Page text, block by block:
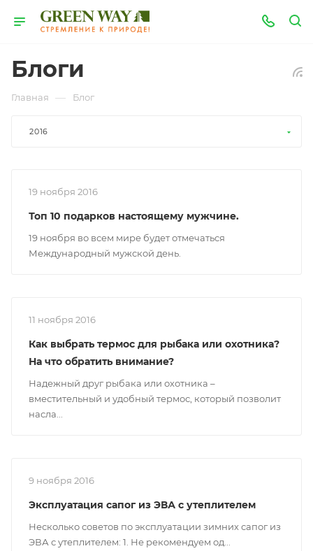
Блоги
Главная — Блог
2016
19 ноября 2016
Топ 10 подарков настоящему мужчине.
19 ноября во всем мире будет отмечаться
Международный мужской день.
11 ноября 2016
Как выбрать термос для рыбака или охотника?
На что обратить внимание?
Надежный друг рыбака или охотника –
вместительный и удобный термос, который позволит
насла...
9 ноября 2016
Эксплуатация сапог из ЭВА с утеплителем
Несколько советов по эксплуатации зимних сапог из
ЭВА с утеплителем: 1. Не рекомендуем од...